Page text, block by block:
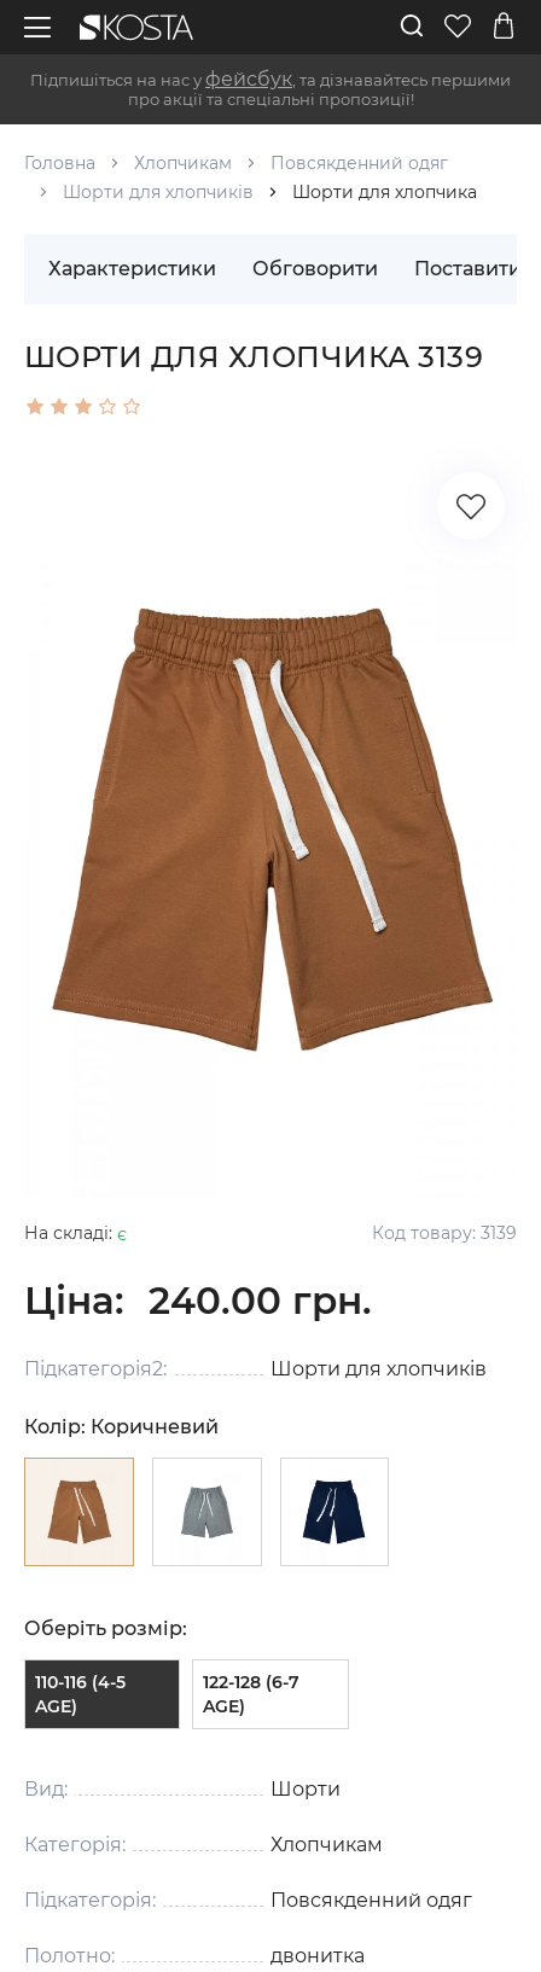
Підпишіться на нас у фейсбук , та дізнавайтесь першими
про акції та спеціальні пропозиції!
Головна Хлопчикам
Повсякденний одяг
Шорти для хлопчиків
Шорти для хлопчика
Характеристики Обговорити Поставити
ШОРТИ ДЛЯ ХЛОПЧИКА 3139
На складі: є Код товару: 3139
Ціна: 240.00 грн.
Підкатегорія2: Шорти для хлопчиків
Колір: Коричневий
Оберіть розмір:
110-116 (4-5
AGE)
122-128 (6-7
AGE)
Вид: Шорти
Категорія: Хлопчикам
Підкатегорія: Повсякденний одяг
Полотно: двонитка